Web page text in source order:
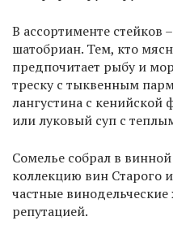
В ассортименте стейков
шатобриан. Тем, кто
предпочитает рыбу и
треску с тыквенным
лангустина с
или луковый суп с
Сомелье собрал в
коллекцию вин Старого
частные
репутацией.